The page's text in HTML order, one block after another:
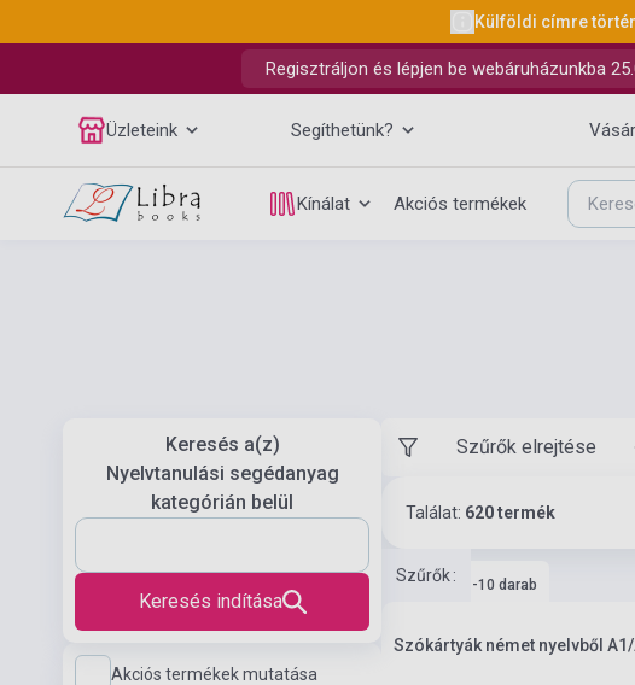
Külföldi címre
Regisztráljon és lépjen be webáruházunkba
Üzleteink Segíthetünk?
Kínálat Akciós termékek
Keresés a(z)
Nyelvtanulási segédanyag
kategórián belül
Keresés indítása
Akciós termékek mutatása
Szűrők elrejtése
Találat: 620 termék
Szűrők:
Készlet: 1-10 darab
Szókártyák német nyelvből